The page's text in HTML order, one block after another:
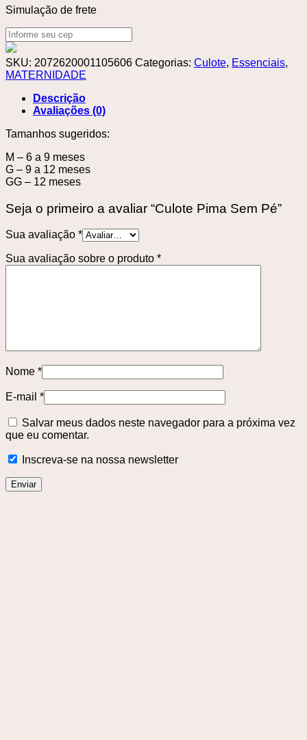
Simulação de frete
SKU: 2072620001105606 Categorias: Culote, Essenciais,
MATERNIDADE
Descrição
Avaliações (0)
Tamanhos sugeridos:
M – 6 a 9 meses
G – 9 a 12 meses
GG – 12 meses
Seja o primeiro a avaliar “Culote Pima Sem Pé”
Sua avaliação *
Sua avaliação sobre o produto *
Nome *
E-mail *
Salvar meus dados neste navegador para a próxima vez
que eu comentar.
Inscreva-se na nossa newsletter